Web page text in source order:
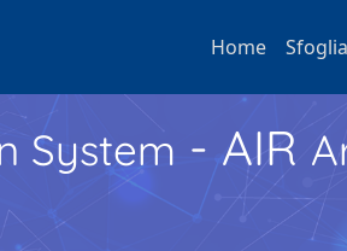
Home Sfoglia
System - AIR